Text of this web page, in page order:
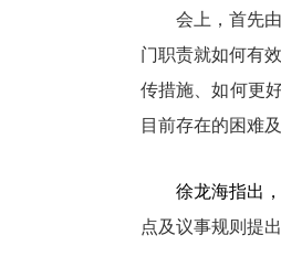
会上，首先
门职责就如何有
传措施、如何更
目前存在的困难
徐龙海指出
点及议事规则提